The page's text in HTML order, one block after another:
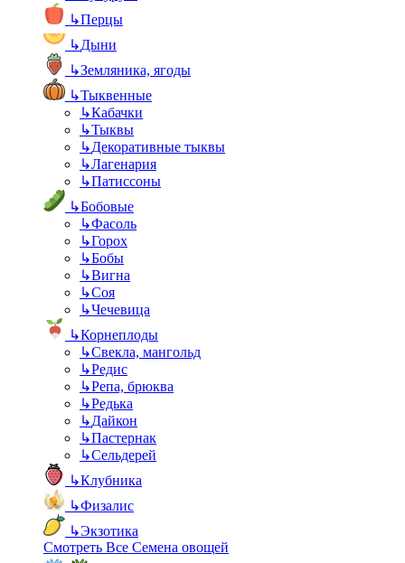
↳Перцы
↳Дыни
↳Земляника, ягоды
↳Тыквенные
↳Кабачки
↳Тыквы
↳Декоративные тыквы
↳Лагенария
↳Патиссоны
↳Бобовые
↳Фасоль
↳Горох
↳Бобы
↳Вигна
↳Соя
↳Чечевица
↳Корнеплоды
↳Свекла, мангольд
↳Редис
↳Репа, брюква
↳Редька
↳Дайкон
↳Пастернак
↳Сельдерей
↳Клубника
↳Физалис
↳Экзотика
Смотреть Все Семена овощей